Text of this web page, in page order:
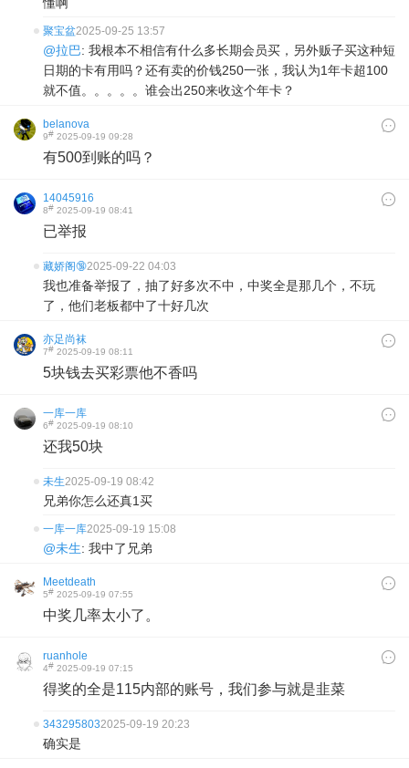
聚宝盆2025-09-25 13:57
@拉巴: 我根本不相信有什么多长期会员买，另外贩子买这种短
日期的卡有用吗？还有卖的价钱250一张，我认为1年卡超100
就不值。。。。。谁会出250来收这个年卡？
belanova
9# 2025-09-19 09:28
有500到账的吗？
14045916
8# 2025-09-19 08:41
已举报
藏娇阁🔞2025-09-22 04:03
我也准备举报了，抽了好多次不中，中奖全是那几个，不玩
了，他们老板都中了十好几次
亦足尚袜
7# 2025-09-19 08:11
5块钱去买彩票他不香吗
一库一库
6# 2025-09-19 08:10
还我50块
未生2025-09-19 08:42
兄弟你怎么还真1买
一库一库2025-09-19 15:08
@未生: 我中了兄弟
Meetdeath
5# 2025-09-19 07:55
中奖几率太小了。
ruanhole
4# 2025-09-19 07:15
得奖的全是115内部的账号，我们参与就是韭菜
3432958032025-09-19 20:23
确实是